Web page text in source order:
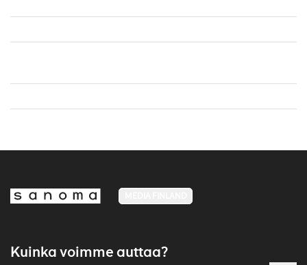
Kuinka voimme auttaa?